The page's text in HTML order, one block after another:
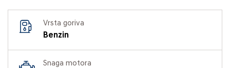
Vrsta goriva
Benzin
Snaga motora